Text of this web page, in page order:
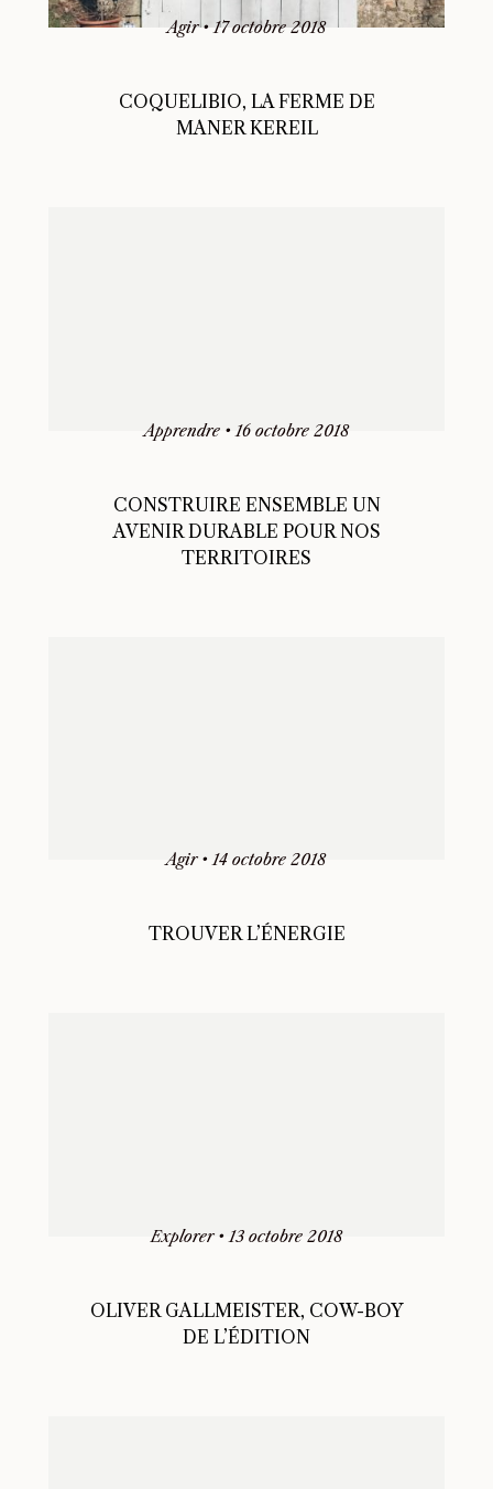
Agir •17 octobre 2018
COQUELIBIO, LA FERME DE
MANER KEREIL
Apprendre •16 octobre 2018
CONSTRUIRE ENSEMBLE UN
AVENIR DURABLE POUR NOS
TERRITOIRES
Agir •14 octobre 2018
TROUVER L’ÉNERGIE
Explorer •13 octobre 2018
OLIVER GALLMEISTER, COW-BOY
DE L’ÉDITION